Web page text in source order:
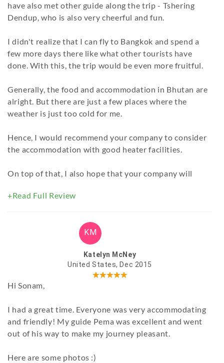
have also met other guide along the trip - Tshering
Dendup, who is also very cheerful and fun.
I didn't realize that I can fly to Bangkok and spend a
few more days there like what other tourists have
done. With this, the trip would be even more fruitful.
Generally, the food and accommodation in Bhutan are
alright. But there are just a few places where the
weather is just too cold for me.
Hence, I would recommend your company to consider
the accommodation with good heater facilities.
On top of that, I also hope that your company will
+Read Full Review
KM
Katelyn McNey
United States, Dec 2015
Hi Sonam,
I had a great time. Everyone was very accommodating
and friendly! My guide Pema was excellent and went
out of his way to make my journey pleasant.
Here are some photos :)